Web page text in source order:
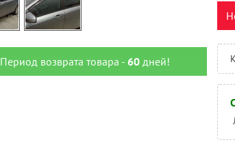
Период возврата товара - 60дней!